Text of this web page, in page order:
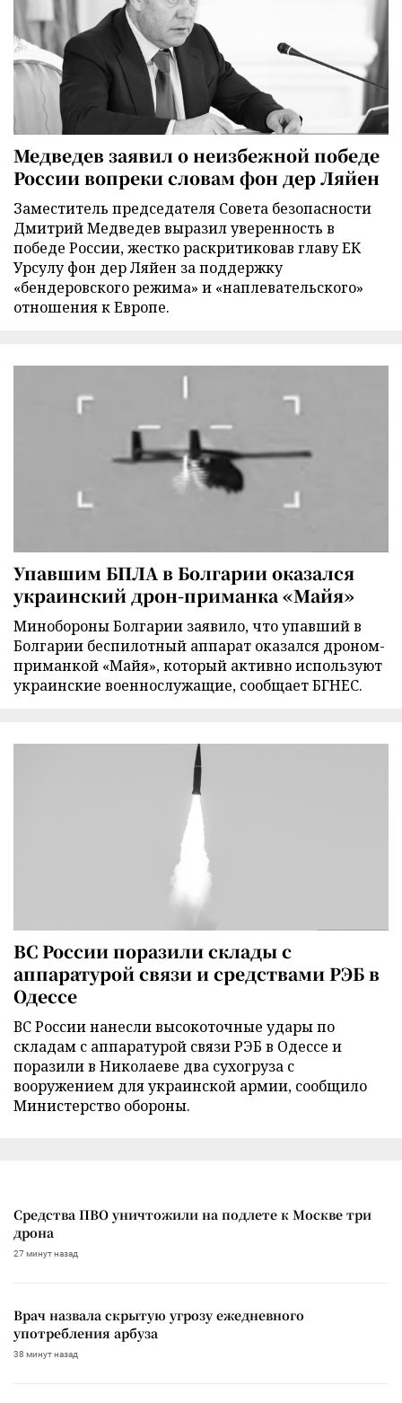
Медведев заявил о неизбежной победе
России вопреки словам фон дер Ляйен
Заместитель председателя Совета безопасности
Дмитрий Медведев выразил уверенность в
победе России, жестко раскритиковав главу ЕК
Урсулу фон дер Ляйен за поддержку
«бендеровского режима» и «наплевательского»
отношения к Европе.
Упавшим БПЛА в Болгарии оказался
украинский дрон-приманка «Майя»
Минобороны Болгарии заявило, что упавший в
Болгарии беспилотный аппарат оказался дроном-
приманкой «Майя», который активно используют
украинские военнослужащие, сообщает БГНЕС.
ВС России поразили склады с
аппаратурой связи и средствами РЭБ в
Одессе
ВС России нанесли высокоточные удары по
складам с аппаратурой связи РЭБ в Одессе и
поразили в Николаеве два сухогруза с
вооружением для украинской армии, сообщило
Министерство обороны.
Средства ПВО уничтожили на подлете к Москве три
дрона
27 минут назад
Врач назвала скрытую угрозу ежедневного
употребления арбуза
38 минут назад